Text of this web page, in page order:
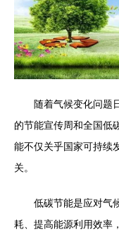
随着气候变化问题
的节能宣传周和全国低
能不仅关乎国家可持续
关。
低碳节能是应对气
耗、提高能源利用效率